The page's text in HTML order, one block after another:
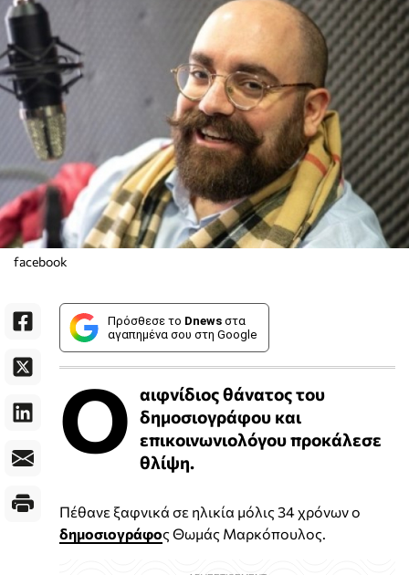
facebook
Πρόσθεσε το Dnews στα
αγαπημένα σου στη Google
Ο αιφνίδιος θάνατος του
δημοσιογράφου και
επικοινωνιολόγου προκάλεσε
θλίψη.
Πέθανε ξαφνικά σε ηλικία μόλις 34 χρόνων ο
δημοσιογράφος Θωμάς Μαρκόπουλος.